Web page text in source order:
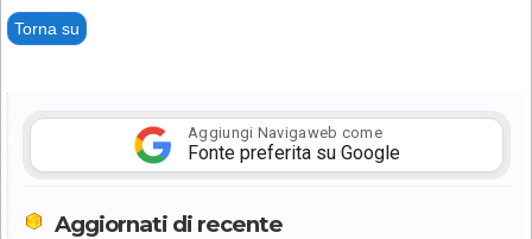
Torna su
Aggiungi Navigaweb come
Fonte preferita su Google
Aggiornati di recente